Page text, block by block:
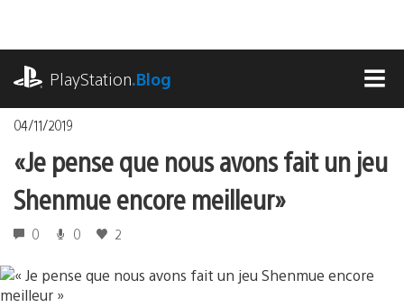
contenu
PlayStation.Blog
04/11/2019
« Je pense que nous avons fait un jeu
Shenmue encore meilleur »
0 0 2